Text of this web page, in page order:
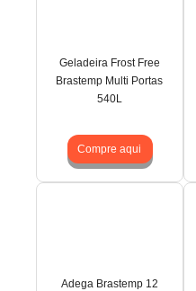
Geladeira Frost Free
Brastemp Multi Portas
540L
Compre aqui
Adega Brastemp 12